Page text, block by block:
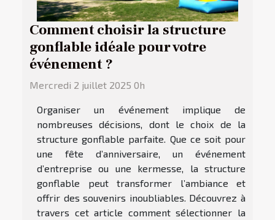
Comment choisir la structure
gonflable idéale pour votre
événement ?
Mercredi 2 juillet 2025 0h
Organiser un événement implique de
nombreuses décisions, dont le choix de la
structure gonflable parfaite. Que ce soit pour
une fête d’anniversaire, un événement
d’entreprise ou une kermesse, la structure
gonflable peut transformer l’ambiance et
offrir des souvenirs inoubliables. Découvrez à
travers cet article comment sélectionner la